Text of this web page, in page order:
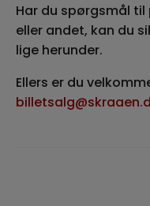
Har du spørgsmål
eller andet, kan du
lige herunder.
Ellers er du